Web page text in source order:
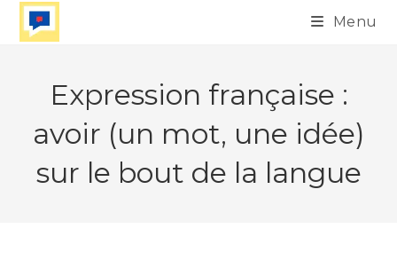
Skip
Menu
Expression française :
avoir (un mot, une idée)
sur le bout de la langue